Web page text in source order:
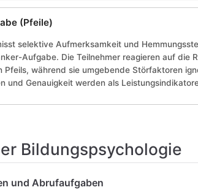
(Pfeile)
selektive Aufmerksamkeit und
Aufgabe. Die Teilnehmer reagieren auf die
Pfeils, während sie umgebende Störfaktoren
und Genauigkeit werden als
Bildungspsychologie
und Abrufaufgaben